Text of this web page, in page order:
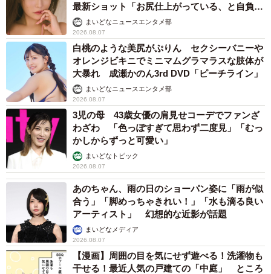
最新ショット「お尻仕上がっている、と自負し
ています」「いくつになっても理想の身体でい
たい」
まいどなニュースエンタメ部
2026.08.07
白桃のような美尻がぷりん セクシーバニーや
オレンジビキニでミニマムグラマラスな肢体が
大暴れ 成瀬かのん3rd DVD「ピーチライン」
まいどなニュースエンタメ部
2026.08.07
3児の母 43歳女優の肩見せコーデでファンざ
わざわ 「色っぽすぎて思わず二度見」「むっ
かしからずっと可愛い」
まいどなトピック
2026.08.07
あのちゃん、雨の日のショーパン姿に「雨が似
合う」「脚めっちゃきれい！」「水も滴る良い
アーティスト」 幻想的な近影が話題
まいどなメディア
2026.08.07
【漫画】周囲の目を気にせず遊べる！洗濯物も
干せる！最近人気の戸建ての「中庭」 ところ